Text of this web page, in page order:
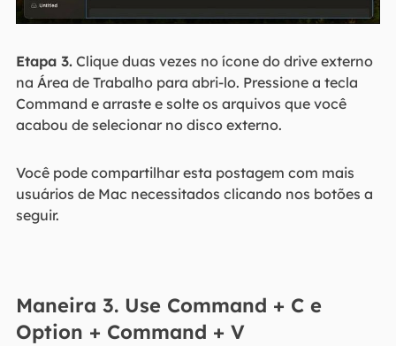
Etapa 3.Clique duas vezes no ícone do drive externo
na Área de Trabalho para abri-lo. Pressione a tecla
Command e arraste e solte os arquivos que você
acabou de selecionar no disco externo.
Você pode compartilhar esta postagem com mais
usuários de Mac necessitados clicando nos botões a
seguir.
Maneira 3. Use Command + C e
Option + Command + V